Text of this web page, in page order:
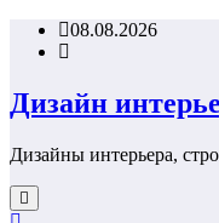
Перейти08.08.2026
Дизайн
Дизайны интерьера,